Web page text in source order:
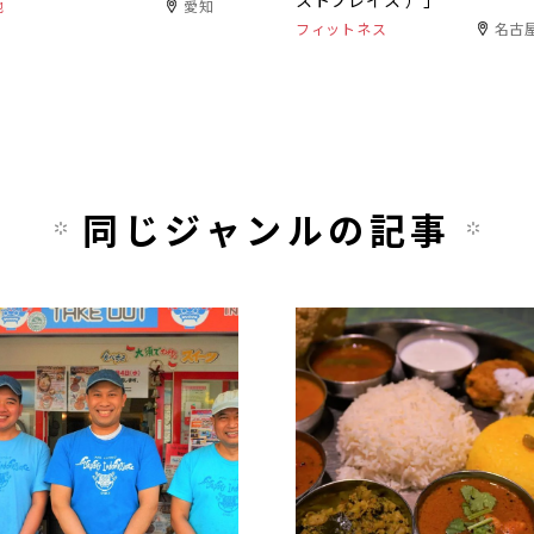
愛知
フィットネス 名古
同じジャンルの記事